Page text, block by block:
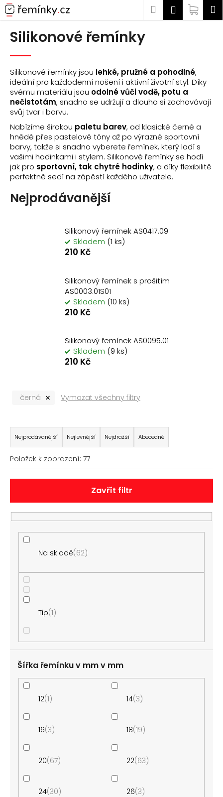
Přejít
na
HledatPřihlášení
Silikonové řemínky
Silikonové řemínky jsou lehké, pružné a pohodlné,
ideální pro každodenní nošení i aktivní životní styl. Díky
svému materiálu jsou odolné vůči vodě, potu a
nečistotám, snadno se udržují a dlouho si zachovávají
svůj tvar i barvu.
Nabízíme širokou paletu barev, od klasické černé a
hnědé přes pastelové tóny až po výrazné sportovní
barvy, takže si snadno vyberete řemínek, který ladí s
vašimi hodinkami i stylem. Silikonové řemínky se hodí
jak pro sportovní, tak chytré hodinky, a díky flexibilitě
perfektně sedí na zápěstí každého uživatele.
Nejprodávanější
Silikonový řemínek AS0417.09
Skladem (1 ks)
210 Kč
Silikonový řemínek s prošitím
AS0003.01S01
Skladem (10 ks)
210 Kč
Silikonový řemínek AS0095.01
Skladem (9 ks)
210 Kč
černá Vymazat všechny filtry
Ř
a
z
e
n
p
r
Nejprodávanější Nejlevnější Nejdražší Abecedně
Položek k zobrazení: 77
Zavřít filtr
Na skladě 62
Tip 1
Šířka řemínku v mm
12 1 14 3
16 3 18 19
20 67 22 63
24 30 26 3
K
o Zpět
Zpět
C
o
p
o
t
ř
e
b
u
j
e
t
Hledat
r
u
č
u
j
e
e
POLSTROVANÝ
ŘEMÍNEK
AK0205.03